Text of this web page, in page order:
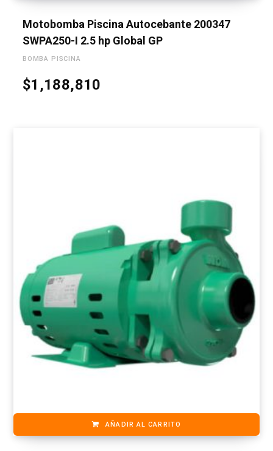
Motobomba Piscina Autocebante 200347
SWPA250-I 2.5 hp Global GP
BOMBA PISCINA
$1,188,810
AÑADIR AL CARRITO